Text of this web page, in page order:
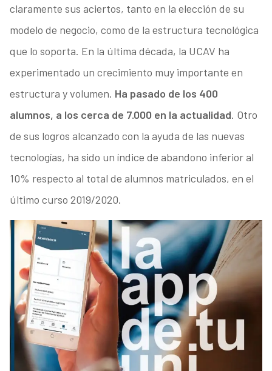
claramente sus aciertos, tanto en la elección de su
modelo de negocio, como de la estructura tecnológica
que lo soporta. En la última década, la UCAV ha
experimentado un crecimiento muy importante en
estructura y volumen. Ha pasado de los 400
alumnos, a los cerca de 7.000 en la actualidad. Otro
de sus logros alcanzado con la ayuda de las nuevas
tecnologías, ha sido un índice de abandono inferior al
10% respecto al total de alumnos matriculados, en el
último curso 2019/2020.